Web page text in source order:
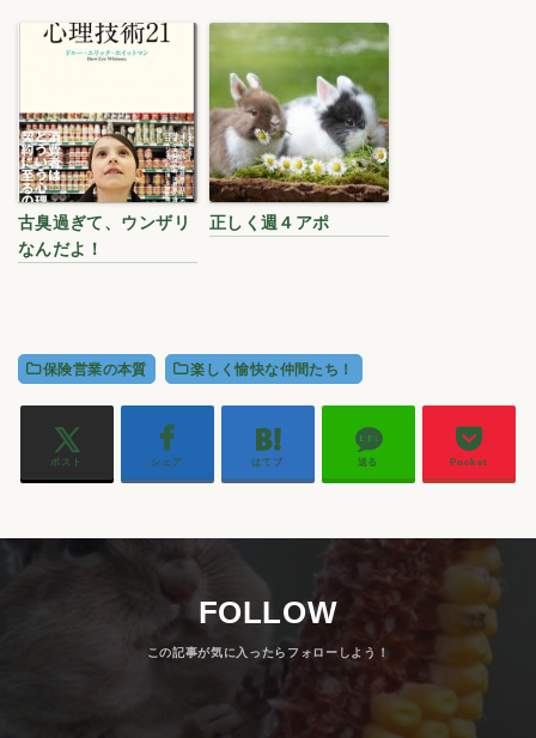
古臭過ぎて、ウンザリ
なんだよ！
正しく週４アポ
保険営業の本質 楽しく愉快な仲間たち！
ポスト シェア はてブ 送る Pocket
FOLLOW